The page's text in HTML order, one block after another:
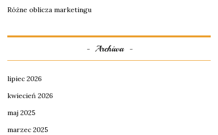
Różne oblicza marketingu
Archiwa
lipiec 2026
kwiecień 2026
maj 2025
marzec 2025